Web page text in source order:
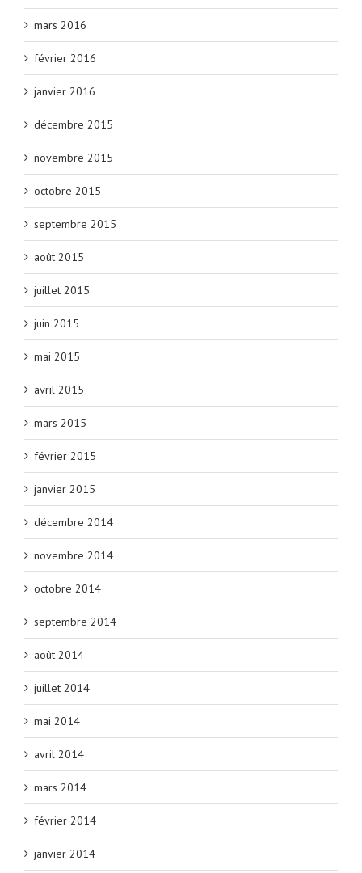
mars 2016
février 2016
janvier 2016
décembre 2015
novembre 2015
octobre 2015
septembre 2015
août 2015
juillet 2015
juin 2015
mai 2015
avril 2015
mars 2015
février 2015
janvier 2015
décembre 2014
novembre 2014
octobre 2014
septembre 2014
août 2014
juillet 2014
mai 2014
avril 2014
mars 2014
février 2014
janvier 2014